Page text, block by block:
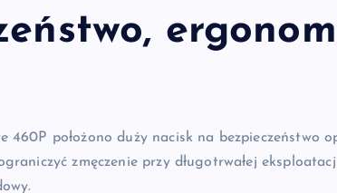
460P położono duży nacisk na bezpieczeństwo
zmęczenie przy długotrwałej